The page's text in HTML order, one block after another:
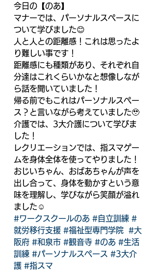
今日の【のあ】
マナーでは、パーソナルスペースに
ついて学びました😊
人と人との距離感！これは思ったよ
り難しい事です！
距離感にも種類があり、それぞれ自
分達はこれくらいかなと想像しなが
ら話を聞いていました！
帰る前でもこれはパーソナルスペー
ス？と言いながら考えていました🥹
介護では、3大介護について学びま
した！
レクリエーションでは、指スマゲー
ムを身体全体を使ってやりました！
おじいちゃん、おばあちゃんが声を
出し合って、身体を動かすという意
味を理解し、学びながら笑顔が溢れ
ました☺️
#ワークスクールのあ #自立訓練 #
就労移行支援 #福祉型専門学院
#大
阪府 #和泉市 #観音寺 #のあ #生活
訓練 #パーソナルスペース #3大介
護 #指スマ